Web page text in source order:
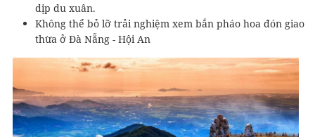
dịp du xuân.
Không thể bỏ lỡ trải nghiệm xem bắn pháo hoa đón giao
thừa ở Đà Nẵng - Hội An